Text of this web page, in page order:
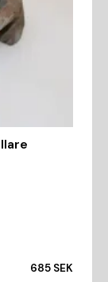
685 SEK